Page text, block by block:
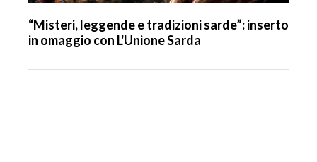
“Misteri, leggende e tradizioni sarde”: inserto
in omaggio con L'Unione Sarda